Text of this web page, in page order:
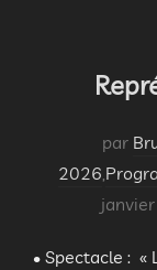
par
2026,
• Spectacle : «